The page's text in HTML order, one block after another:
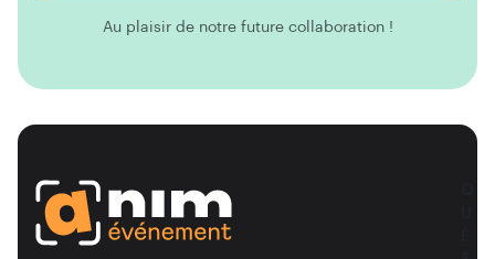
Au plaisir de notre future collaboration !